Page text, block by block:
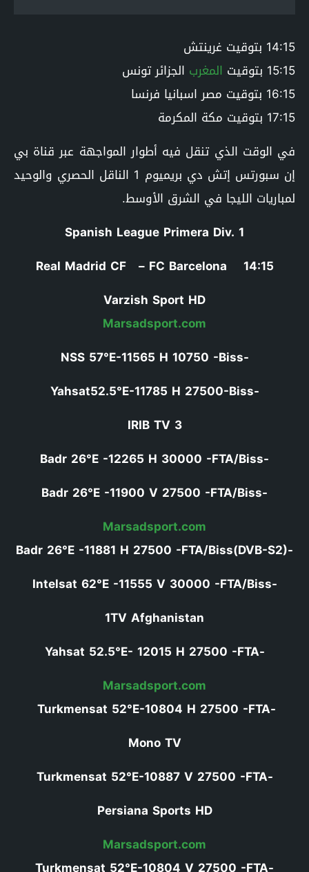
14:15 بتوقيت غرينتش
15:15 بتوقيت
المغرب الجزائر تونس
16:15 بتوقيت مصر اسبانيا فرنسا
17:15 بتوقيت مكة المكرمة
في الوقت الذي تنقل فيه أطوار المواجهة عبر قناة بي
إن سبورتس إتش دي بريميوم 1 الناقل الحصري والوحيد
لمباريات الليجا في الشرق الأوسط.
Spanish League Primera Div. 1
14:15 Real Madrid CF – FC Barcelona
Varzish Sport HD
Marsadsport.com
-NSS 57°E-11565 H 10750 -Biss
-Yahsat52.5°E-11785 H 27500-Biss
IRIB TV 3
-Badr 26°E -12265 H 30000 -FTA/Biss
-Badr 26°E -11900 V 27500 -FTA/Biss
Marsadsport.com
-Badr 26°E -11881 H 27500 -FTA/Biss(DVB-S2)
-Intelsat 62°E -11555 V 30000 -FTA/Biss
1TV Afghanistan
-Yahsat 52.5°E- 12015 H 27500 -FTA
Marsadsport.com
-Turkmensat 52°E-10804 H 27500 -FTA
Mono TV
-Turkmensat 52°E-10887 V 27500 -FTA
Persiana Sports HD
Marsadsport.com